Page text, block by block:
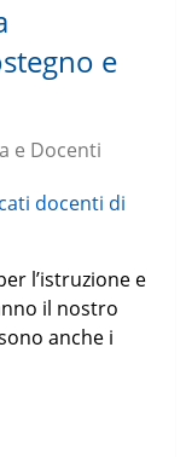
e
e Docenti
l’istruzione e
il nostro
anche i